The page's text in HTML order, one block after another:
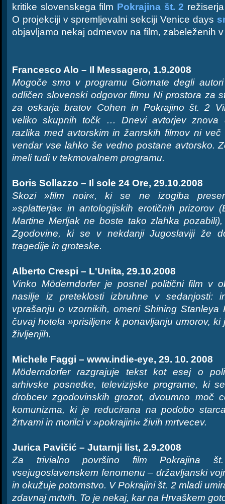
kritike slovenskega film Pokrajina št. 2
O projekciji v spremljevalni sekciji Venice days
objavljamo nekaj odmevov na film, zabeleženih
Francesco Alo – Il Messagero, 1.9.2008
Mogoče smo v programu Giornate degli
odličen slovenski odgovor filmu Ni prostora za
za oskarja bratov Cohen in Pokrajino št. 2
veliko skupnih točk … Dnevi avtorjev znova
razlika med avtorskim in žanrskih filmov ni
vendar vse lahko še vedno postane avtorsko.
imeli tudi v tekmovalnem programu.
Boris Sollazzo – Il sole 24 Ore, 29.10.2008
Skozi »film noir«, ki se ne izogiba
»splatterja« in antologijskih erotičnih prizorov
Martine Merljak ne boste tako zlahka
Zgodovine, ki se v nekdanji Jugoslaviji že
tragedije in groteske.
Alberto Crespi – L'Unita, 29.10.2008
Vinko Möderndorfer je posnel politični film v
nasilje iz preteklosti izbruhne v sedanjosti:
vprašanju o vzornikih, omeni Shining Stanleya
čuvaj hotela »prisiljen« k ponavljanju umorov, ki
življenjih.
Michele Faggi – www.indie-eye, 29. 10. 2008
Möderndorfer razgrajuje tekst kot esej o
arhivske posnetke, televizijske programe, ki
drobcev zgodovinskih grozot, dvoumno moč
komunizma, ki je reducirana na podobo
žrtvami in morilci v »pokrajini« živih mrtvecev.
Jurica Pavičić – Jutarnji list, 2.9.2008
Za trivialno površino film Pokrajina
vsejugoslavenskem fenomenu – državljanski
in okužuje potomstvo. V Pokrajini št. 2 mladi
zdavnaj mrtvih. To je nekaj, kar na Hrvaškem